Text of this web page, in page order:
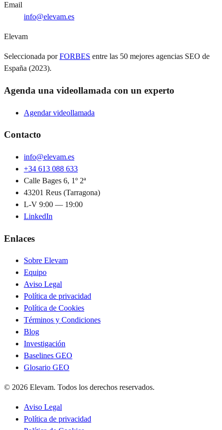
Email
info@elevam.es
Elevam
Seleccionada por FORBES entre las 50 mejores agencias SEO de
España (2023).
Agenda una videollamada con un experto
Agendar videollamada
Contacto
info@elevam.es
+34 613 088 633
Calle Bages 6, 1º 2ª
43201 Reus (Tarragona)
L-V 9:00 — 19:00
LinkedIn
Enlaces
Sobre Elevam
Equipo
Aviso Legal
Política de privacidad
Política de Cookies
Términos y Condiciones
Blog
Investigación
Baselines GEO
Glosario GEO
© 2026 Elevam. Todos los derechos reservados.
Aviso Legal
Política de privacidad